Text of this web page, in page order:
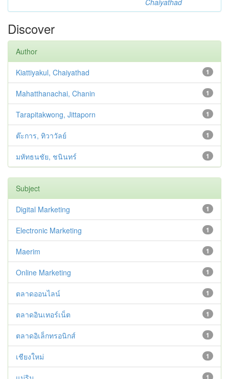
Chaiyathad
Discover
Author
1
Kiattiyakul, Chaiyathad
1
Mahatthanachai, Chanin
1
Tarapitakwong, Jittaporn
1
ต๊ะการ, ทิวาวัลย์
1
มหัทธนชัย, ชนินทร์
Subject
1
Digital Marketing
1
Electronic Marketing
1
Maerim
1
Online Marketing
1
ตลาดออนไลน์
1
ตลาดอินเทอร์เน็ต
1
ตลาดอิเล็กทรอนิกส์
1
เชียงใหม่
1